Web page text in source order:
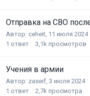
Отправка на СВО
Автор: ceheit 11 июля 2024
1 ответ 3,1k просмотров
Учения в армии
Автор: zaseif 3 июля 2024
1 ответ 2,7k просмотра